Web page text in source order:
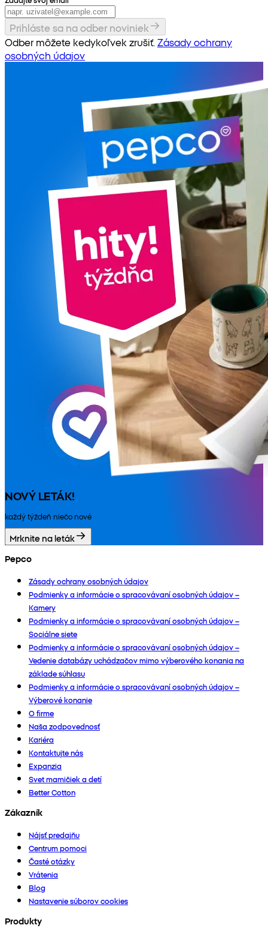
Prihláste sa na odber noviniek
Odber môžete kedykoľvek zrušiť. Zásady ochrany
osobných údajov
NOVÝ LETÁK!
každý týždeň niečo nové
Mrknite na leták
Pepco
Zásady ochrany osobných údajov
Podmienky a informácie o spracovávaní osobných údajov –
Kamery
Podmienky a informácie o spracovávaní osobných údajov –
Sociálne siete
Podmienky a informácie o spracovávaní osobných údajov –
Vedenie databázy uchádzačov mimo výberového konania na
základe súhlasu
Podmienky a informácie o spracovávaní osobných údajov –
Výberové konanie
O firme
Naša zodpovednosť
Kariéra
Kontaktujte nás
Expanzia
Svet mamičiek a detí
Better Cotton
Zákazník
Nájsť predajňu
Centrum pomoci
Časté otázky
Vrátenia
Blog
Nastavenie súborov cookies
Produkty